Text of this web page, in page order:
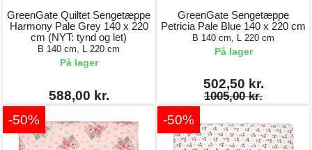
GreenGate Quiltet Sengetæppe
Harmony Pale Grey 140 x 220
cm (NYT: tynd og let)
B 140 cm, L 220 cm
På lager
588,00 kr.
GreenGate Sengetæppe
Petricia Pale Blue 140 x 220 cm
B 140 cm, L 220 cm
På lager
502,50 kr.
1005,00 kr.
-50% -50%